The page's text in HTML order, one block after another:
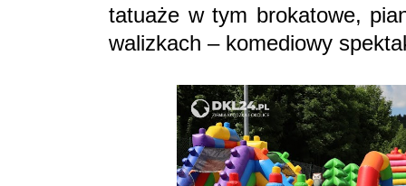
tatuaże w tym brokatowe,
walizkach – komediowy